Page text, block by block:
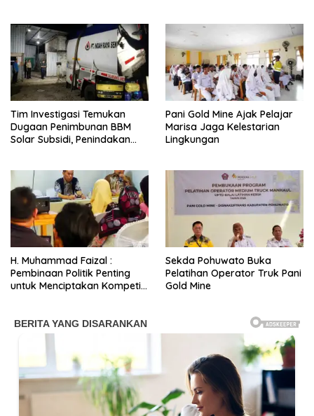
Tim Investigasi Temukan
Dugaan Penimbunan BBM
Solar Subsidi, Penindakan
Pani Gold Mine Ajak Pelajar
Marisa Jaga Kelestarian
Lingkungan
H. Muhammad Faizal :
Pembinaan Politik Penting
untuk Menciptakan Kompetisi
Sekda Pohuwato Buka
Pelatihan Operator Truk Pani
Gold Mine